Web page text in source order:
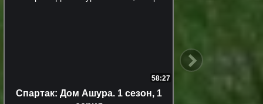
58:27
Спартак: Дом Ашура. 1 сезон, 1
Кей-